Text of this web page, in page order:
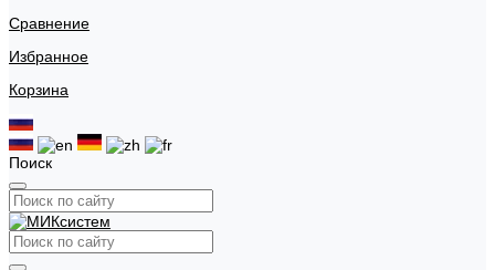
Сравнение
Избранное
Корзина
Поиск